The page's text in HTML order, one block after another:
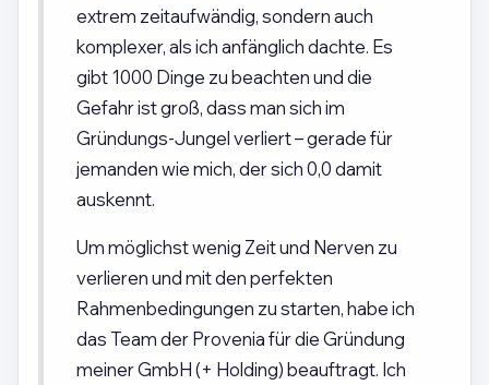
extrem zeitaufwändig, sondern auch
komplexer, als ich anfänglich dachte. Es
gibt 1000 Dinge zu beachten und die
Gefahr ist groß, dass man sich im
Gründungs-Jungel verliert – gerade für
jemanden wie mich, der sich 0,0 damit
auskennt.
Um möglichst wenig Zeit und Nerven zu
verlieren und mit den perfekten
Rahmenbedingungen zu starten, habe ich
das Team der Provenia für die Gründung
meiner GmbH (+ Holding) beauftragt. Ich